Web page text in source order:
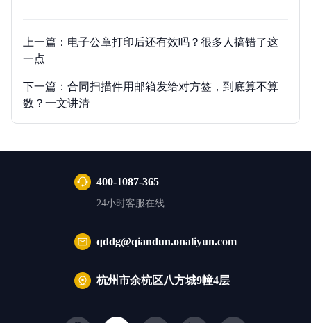
上一篇： 电子公章打印后还有效吗？很多人搞错了这
一点
下一篇： 合同扫描件用邮箱发给对方签，到底算不算
数？一文讲清
400-1087-365
24小时客服在线
qddg@qiandun.onaliyun.com
杭州市余杭区八方城9幢4层